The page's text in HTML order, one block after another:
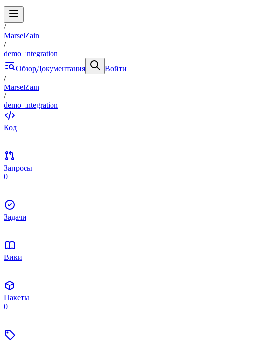
/
MarselZain
/
demo_integration
ОбзорДокументация
Войти
/
MarselZain
/
demo_integration
Код
Запросы
0
Задачи
Вики
Пакеты
0